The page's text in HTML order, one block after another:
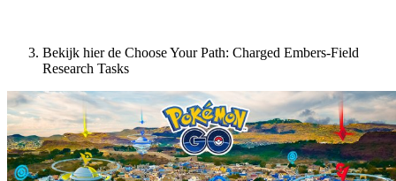
Bekijk hier de Choose Your Path: Charged Embers-Field
Research Tasks